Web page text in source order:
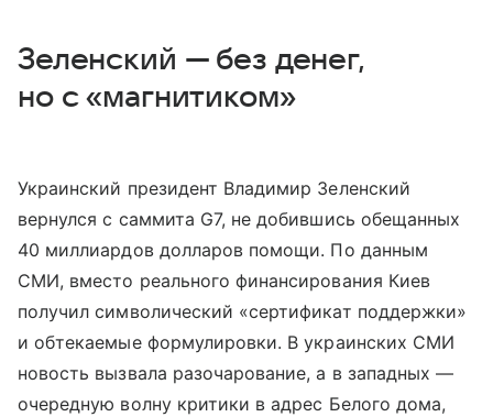
Зеленский — без денег,
но с «магнитиком»
Украинский президент Владимир Зеленский
вернулся с саммита G7, не добившись обещанных
40 миллиардов долларов помощи. По данным
СМИ, вместо реального финансирования Киев
получил символический «сертификат поддержки»
и обтекаемые формулировки. В украинских СМИ
новость вызвала разочарование, а в западных —
очередную волну критики в адрес Белого дома,